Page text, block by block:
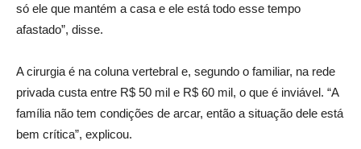
só ele que mantém a casa e ele está todo esse tempo
afastado”, disse.
A cirurgia é na coluna vertebral e, segundo o familiar, na rede
privada custa entre R$ 50 mil e R$ 60 mil, o que é inviável. “A
família não tem condições de arcar, então a situação dele está
bem crítica”, explicou.